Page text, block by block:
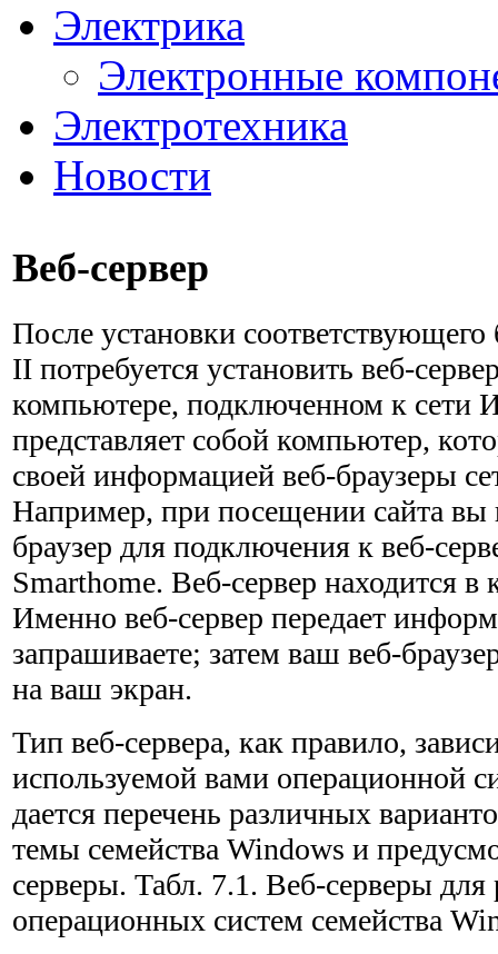
Электрика
Электронные
Электротехника
Новости
Веб-сервер
После установки
II потребуется уста­новить веб-
компьютере, подключенном к сети
представляет собой компьютер,
своей информацией веб-браузеры
Например, при посещении сайта вы
браузер для подключения к веб-
Smarthome. Веб-сервер находится в
Именно веб-сервер переда­ет
запрашиваете; затем ваш веб-
на ваш экран.
Тип веб-сервера, как правило,
используемой вами операцион­ной
дается перечень различных
темы семейства Windows и
серверы. Табл. 7.1. Веб-серверы
операционных систем семейства